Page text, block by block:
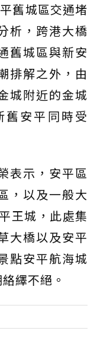
舊城區交通堵
析，跨港大橋
舊城區與新安
排解之外，由
城附近的金城
安平同時受
表示，安平區
，以及一般大
王城，此處集
大橋以及安平
點安平航海城
繹不絕。